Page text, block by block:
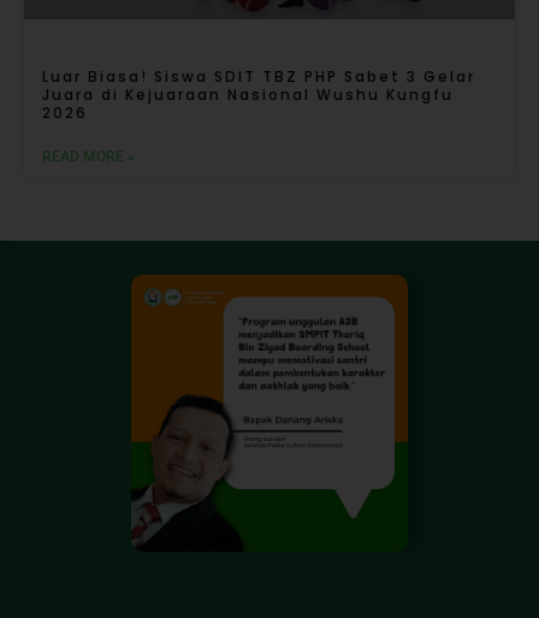
Luar Biasa! Siswa SDIT TBZ PHP Sabet 3 Gelar
Juara di Kejuaraan Nasional Wushu Kungfu
2026
READ MORE »